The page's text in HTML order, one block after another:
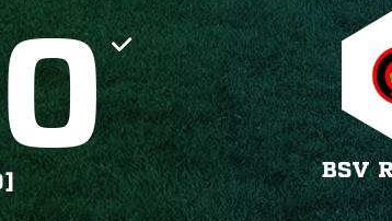
BSV